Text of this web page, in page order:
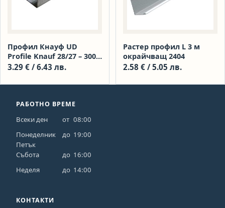
Профил Кнауф UD
Profile Knauf 28/27 – 3000
мм
3.29 € / 6.43 лв.
Растер профил L 3 м
окрайчващ 2404
2.58 € / 5.05 лв.
РАБОТНО ВРЕМЕ
Всеки ден от 08:00
Понеделник
до 19:00
Петък
Събота
до 16:00
Неделя
до 14:00
КОНТАКТИ